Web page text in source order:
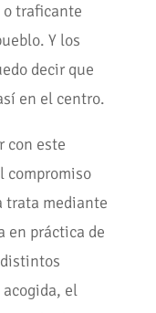
traficante
Y los
decir que
en el centro.
con este
compromiso
trata mediante
en práctica de
acogida, el